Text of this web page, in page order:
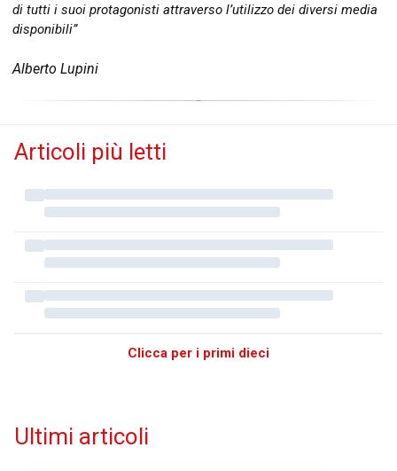
di tutti i suoi protagonisti attraverso l’utilizzo dei diversi media
disponibili”
Alberto Lupini
Articoli più letti
Clicca per i primi dieci
Ultimi articoli